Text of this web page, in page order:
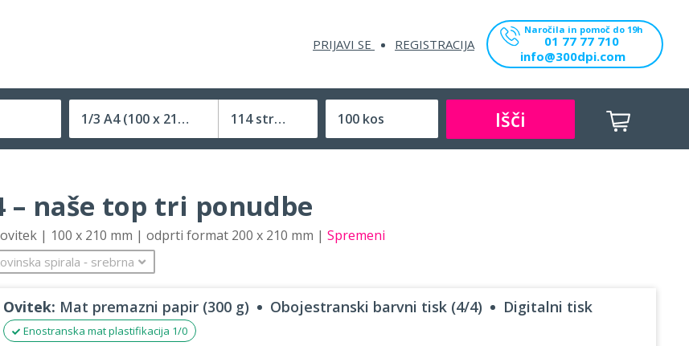
PRIJAVI SE REGISTRACIJA
Naročila in pomoč do 19h
01 77 77 710
info@300dpi.com
1/3 A4 (100 x 210 mm)
Velikost (zaprte) tiskovine
114 strani Išči
– naše top tri ponudbe
| 100 x 210 mm | odprti format 200 x 210 mm | Spremeni
spirala ‐ srebrna
Ovitek: Mat premazni papir (300 g) Obojestranski barvni tisk (4/4) Digitalni tisk
Enostranska mat plastifikacija 1/0